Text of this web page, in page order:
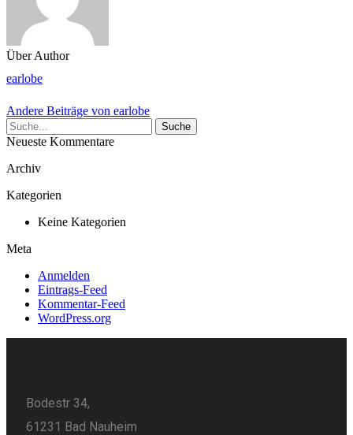
Über Author
earlobe
Andere Beiträge von earlobe
Suche
Neueste Kommentare
Archiv
Kategorien
Keine Kategorien
Meta
Anmelden
Eintrags-Feed
Kommentar-Feed
WordPress.org
Bodestr 34,
61231 Bad Nauheim